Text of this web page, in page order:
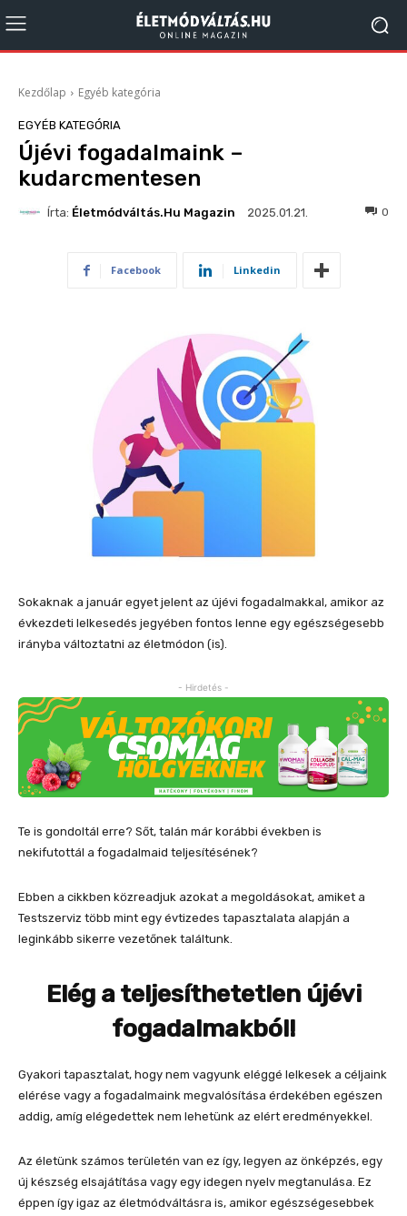
Kezdőlap Egyéb kategória
EGYÉB KATEGÓRIA
Újévi fogadalmaink –
kudarcmentesen
Írta: Életmódváltás.hu Magazin 2025.01.21. 0
Facebook Linkedin
Sokaknak a január egyet jelent az újévi fogadalmakkal, amikor az
évkezdeti lelkesedés jegyében fontos lenne egy egészségesebb
irányba változtatni az életmódon (is).
- Hirdetés -
Te is gondoltál erre? Sőt, talán már korábbi években is
nekifutottál a fogadalmaid teljesítésének?
Ebben a cikkben közreadjuk azokat a megoldásokat, amiket a
Testszerviz több mint egy évtizedes tapasztalata alapján a
leginkább sikerre vezetőnek találtunk.
Elég a teljesíthetetlen újévi
fogadalmakból!
Gyakori tapasztalat, hogy nem vagyunk eléggé lelkesek a céljaink
elérése vagy a fogadalmaink megvalósítása érdekében egészen
addig, amíg elégedettek nem lehetünk az elért eredményekkel.
Az életünk számos területén van ez így, legyen az önképzés, egy
új készség elsajátítása vagy egy idegen nyelv megtanulása. Ez
éppen így igaz az életmódváltásra is, amikor egészségesebbek